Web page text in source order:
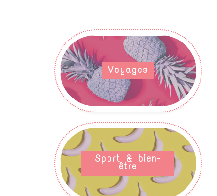
Voyages
Sport & bien-
être